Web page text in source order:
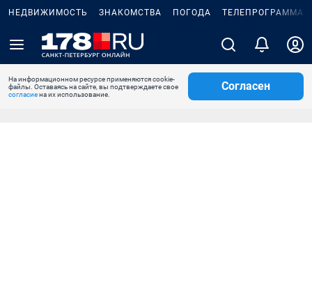
НЕДВИЖИМОСТЬ ЗНАКОМСТВА ПОГОДА ТЕЛЕПРОГРАММА
На информационном ресурсе применяются cookie-
файлы. Оставаясь на сайте, вы подтверждаете свое
согласиена их использование.
Согласен